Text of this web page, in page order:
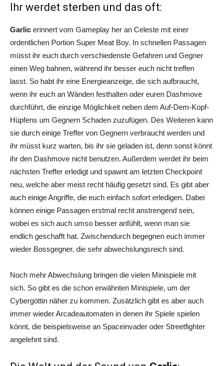
Ihr werdet sterben und das oft:
Garlic erinnert vom Gameplay her an Celeste mit einer
ordentlichen Portion Super Meat Boy. In schnellen Passagen
müsst ihr euch durch verschiedenste Gefahren und Gegner
einen Weg bahnen, während ihr besser euch nicht treffen
lasst. So habt ihr eine Energieanzeige, die sich aufbraucht,
wenn ihr euch an Wänden festhalten oder euren Dashmove
durchführt, die einzige Möglichkeit neben dem Auf-Dem-Kopf-
Hüpfens um Gegnern Schaden zuzufügen. Des Weiteren kann
sie durch einige Treffer von Gegnern verbraucht werden und
ihr müsst kurz warten, bis ihr sie geladen ist, denn sonst könnt
ihr den Dashmove nicht benutzen. Außerdem werdet ihr beim
nächsten Treffer erledigt und spawnt am letzten Checkpoint
neu, welche aber meist recht häufig gesetzt sind. Es gibt aber
auch einige Angriffe, die euch einfach sofort erledigen. Dabei
können einige Passagen erstmal recht anstrengend sein,
wobei es sich auch umso besser anfühlt, wenn man sie
endlich geschafft hat. Zwischendurch begegnen euch immer
wieder Bossgegner, die sehr abwechslungsreich sind.
Noch mehr Abwechslung bringen die vielen Minispiele mit
sich. So gibt es die schon erwähnten Minispiele, um der
Cybergöttin näher zu kommen. Zusätzlich gibt es aber auch
immer wieder Arcadeautomaten in denen ihr Spiele spielen
könnt, die beispielsweise an Spaceinvader oder Streetfighter
angelehnt sind.